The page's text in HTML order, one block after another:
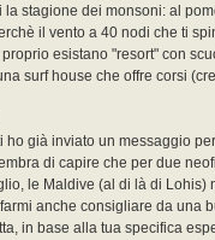
la stagione dei monsoni: al
il vento a 40 nodi che ti
esistano "resort" con
surf house che offre corsi
ho già inviato un messaggio
di capire che per due
le Maldive (al di là di Lohis)
farmi anche consigliare da una
in base alla tua specifica